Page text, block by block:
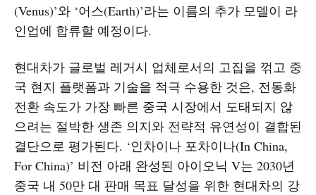
(Venus)’와 ‘어스(Earth)’라는 이름의 추가 모델이 라
인업에 합류할 예정이다.
현대차가 글로벌 레거시 업체로서의 고집을 꺾고 중
국 현지 플랫폼과 기술을 적극 수용한 것은, 전동화
전환 속도가 가장 빠른 중국 시장에서 도태되지 않
으려는 절박한 생존 의지와 전략적 유연성이 결합된
결단으로 평가된다. ‘인차이나 포차이나(In China,
For China)’ 비전 아래 완성된 아이오닉 V는 2030년
중국 내 50만 대 판매 목표 달성을 위한 현대차의 강